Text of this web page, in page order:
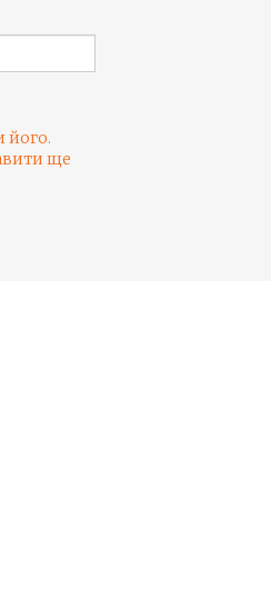
його.
ще